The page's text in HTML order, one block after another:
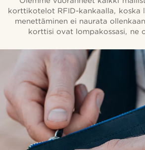
korttikotelot RFID-kankaalla,
menettäminen ei naurata
korttisi ovat lompakossasi, ne